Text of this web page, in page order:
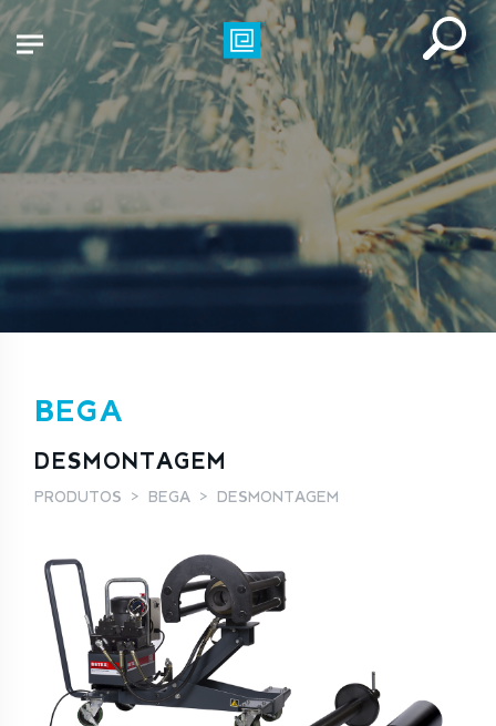
BEGA
DESMONTAGEM
PRODUTOS BEGA DESMONTAGEM